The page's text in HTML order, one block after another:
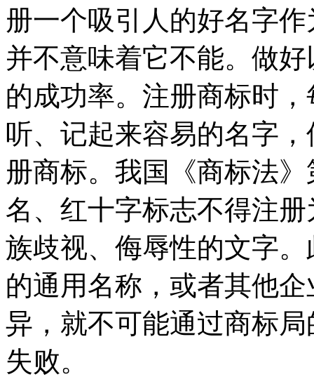
册一个吸引人的好名字
并不意味着它不能。做
的成功率。注册商标时
听、记起来容易的名字
册商标。我国《商标法
名、红十字标志不得注
族歧视、侮辱性的文字
的通用名称，或者其他
异，就不可能通过商标
失败。